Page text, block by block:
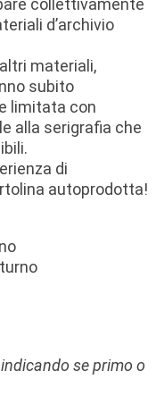
collettivamente
d’archivio
materiali,
subito
limitata con
alla serigrafia che
di
autoprodotta!
indicando se primo o